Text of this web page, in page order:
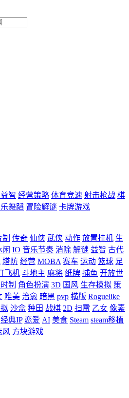
智 经营策略 体育竞速 射击枪战 棋
舞蹈 冒险解谜 卡牌游戏
制 传奇 仙侠 武侠 动作 放置挂机 生
闲 IO 音乐节奏 消除 解谜 益智 古代
塔防 经营 MOBA 赛车 运动 篮球 足
飞机 斗地主 麻将 纸牌 捕鱼 开放世
制 角色扮演 3D 国风 生存模拟 策
唯美 治愈 暗黑 pvp 横版 Roguelike
沙盒 种田 战棋 2D 扫雷 乙女 像素
经典IP 恋爱 AI 美食 Steam steam移植
风 方块游戏